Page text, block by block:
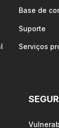
Base de
Suporte
Serviços